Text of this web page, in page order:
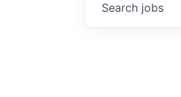
Search jobs